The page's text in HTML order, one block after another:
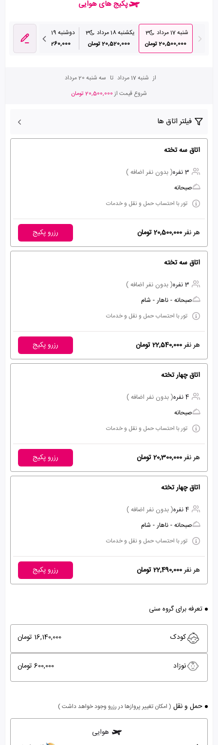
پکیج های هوایی
شنبه 17 مرداد
3
20,500,000 تومان
یکشنبه 18 مرداد
3
20,520,000 تومان
دوشنبه 19 مرداد
3
27,260,000 تومان
از شنبه 17 مرداد تا سه شنبه 20 مرداد
شروع قیمت از20,500,000 تومان
فیلتر اتاق ها
اتاق سه تخته
3 نفره
( بدون نفر اضافه )
صبحانه
تور با احتساب حمل و نقل و خدمات
هر نفر20,500,000 تومان رزرو پکیج
اتاق سه تخته
3 نفره
( بدون نفر اضافه )
صبحانه - ناهار - شام
تور با احتساب حمل و نقل و خدمات
هر نفر22,540,000 تومان رزرو پکیج
اتاق چهار تخته
4 نفره
( بدون نفر اضافه )
صبحانه
تور با احتساب حمل و نقل و خدمات
هر نفر20,300,000 تومان رزرو پکیج
اتاق چهار تخته
4 نفره
( بدون نفر اضافه )
صبحانه - ناهار - شام
تور با احتساب حمل و نقل و خدمات
هر نفر22,490,000 تومان رزرو پکیج
تعرفه برای گروه سنی
کودک 16,140,000 تومان
نوزاد 600,000 تومان
حمل و نقل ( امکان تغییر پروازها در رزرو وجود خواهد داشت )
هوایی